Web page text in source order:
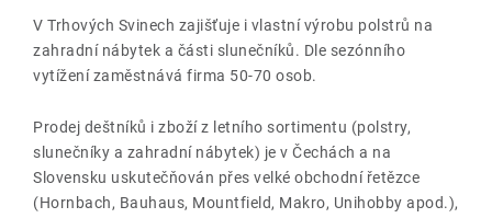
V Trhových Svinech zajišťuje i vlastní výrobu polstrů na
zahradní nábytek a části slunečníků. Dle sezónního
vytížení zaměstnává firma 50-70 osob.
Prodej deštníků i zboží z letního sortimentu (polstry,
slunečníky a zahradní nábytek) je v Čechách a na
Slovensku uskutečňován přes velké obchodní řetězce
(Hornbach, Bauhaus, Mountfield, Makro, Unihobby apod.),